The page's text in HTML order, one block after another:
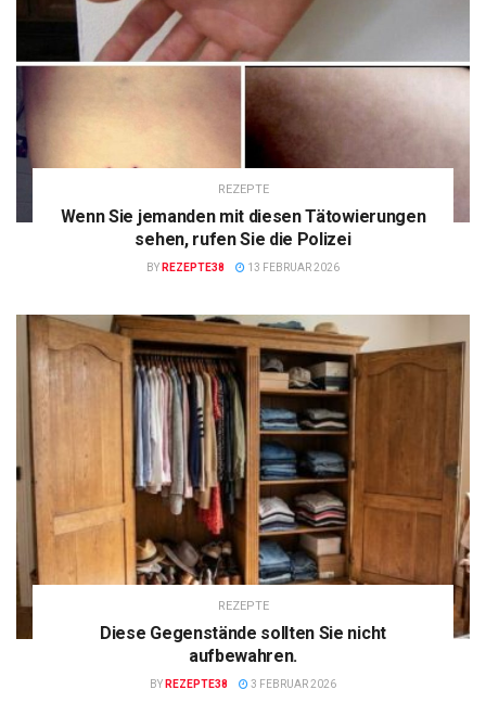
REZEPTE
Wenn Sie jemanden mit diesen Tätowierungen
sehen, rufen Sie die Polizei
BY REZEPTE38 13 FEBRUAR 2026
REZEPTE
Diese Gegenstände sollten Sie nicht
aufbewahren.
BY REZEPTE38 3 FEBRUAR 2026